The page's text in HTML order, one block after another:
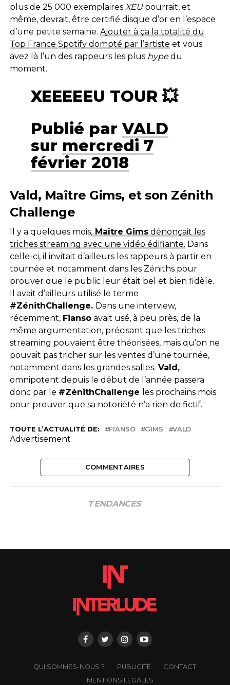
plus de 25 000 exemplaires XEUpourrait, et
même, devrait, être certifié disque d’or en l’espace
d’une petite semaine. Ajouter à ça la totalité du
Top France Spotify dompté par l’artiste et vous
avez là l’un des rappeurs les plus hypedu
moment.
XEEEEEU TOUR 💥
Publié parVALD
sur mercredi 7
février 2018
Vald, Maître Gims, et son Zénith
Challenge
Il y a quelques mois,Maître Gimsdénonçait les
triches streaming avec une vidéo édifiante. Dans
celle-ci, il invitait d’ailleurs les rappeurs à partir en
tournée et notamment dans les Zéniths pour
prouver que le public leur était bel et bien fidèle.
Il avait d’ailleurs utilisé le terme
#ZénithChallenge. Dans une interview,
récemment, Fiansoavait usé, à peu près, de la
même argumentation, précisant que les triches
streaming pouvaient être théorisées, mais qu’on ne
pouvait pas tricher sur les ventes d’une tournée,
notamment dans les grandes salles. Vald,
omnipotent depuis le début de l’année passera
donc par le #ZénithChallenge les prochains mois
pour prouver que sa notoriété n’a rien de fictif.
TOUTE L’ACTUALITÉ DE: FIANSO GIMS VALD
Advertisement
COMMENTAIRES
TENDANCES
QUI SOMMES-NOUS ? PUBLICITÉ
CONTACT
MENTIONS LÉGALES